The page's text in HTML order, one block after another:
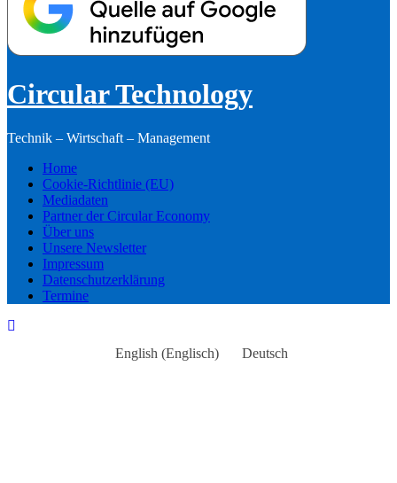
Circular Technology
Technik – Wirtschaft – Management
Home
Cookie-Richtlinie (EU)
Mediadaten
Partner der Circular Economy
Über uns
Unsere Newsletter
Impressum
Datenschutzerklärung
Termine
English (Englisch) Deutsch